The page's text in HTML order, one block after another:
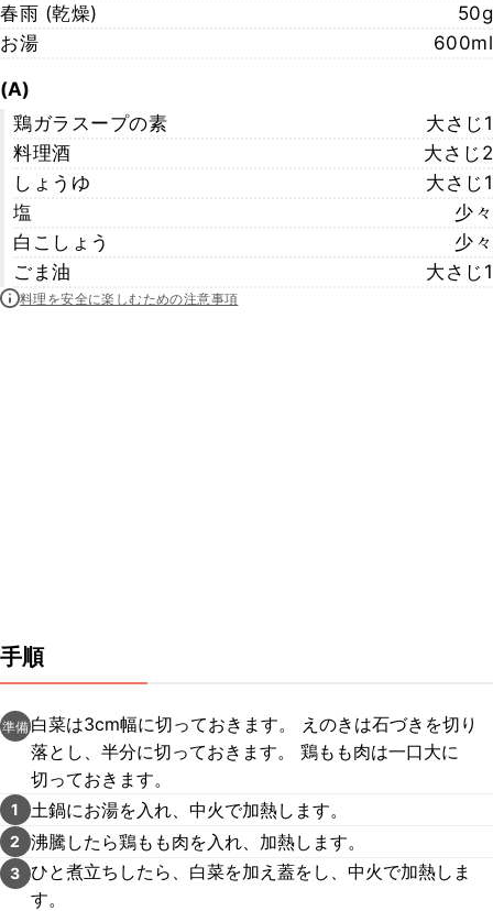
春雨 (乾燥)
50g
お湯
600ml
(A)
鶏ガラスープの素
大さじ1
料理酒
大さじ2
しょうゆ
大さじ1
塩
少々
白こしょう
少々
ごま油
大さじ1
料理を安全に楽しむための注意事項
手順
準備 白菜は3cm幅に切っておきます。 えのきは石づきを切り
落とし、半分に切っておきます。 鶏もも肉は一口大に
切っておきます。
1 土鍋にお湯を入れ、中火で加熱します。
2 沸騰したら鶏もも肉を入れ、加熱します。
3 ひと煮立ちしたら、白菜を加え蓋をし、中火で加熱しま
す。